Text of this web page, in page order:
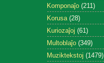
Komponaĵo (211)
Korusa (28)
Kuriozaĵoj (61)
Multoblaĵo (349)
Muziktekstoj (1479)